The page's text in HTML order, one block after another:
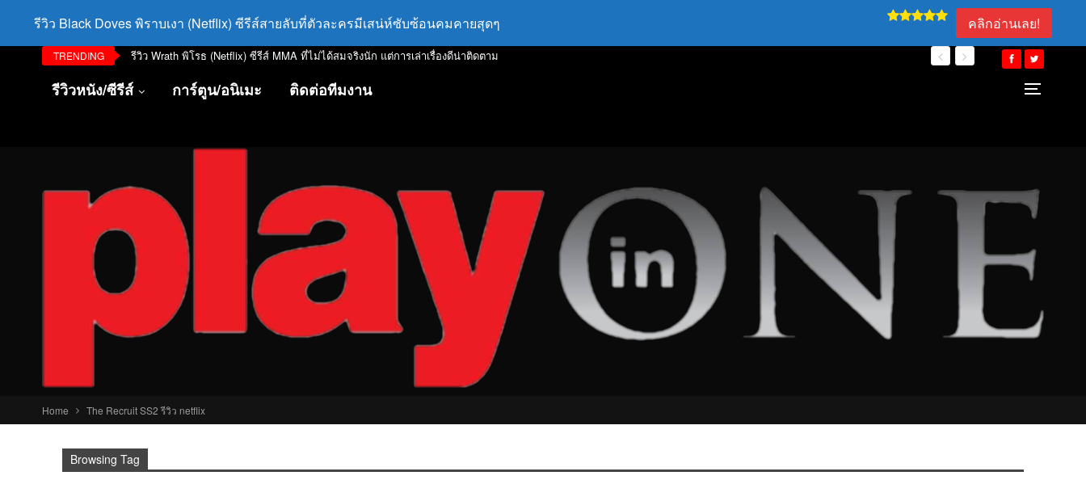
รีวิว Black Doves พิราบเงา (Netflix) ซีรีส์สายลับที่ตัวละครมีเสน่ห์ซับซ้อนคมคายสุดๆ คลิกอ่านเลย!
TRENDING รีวิว Wrath พิโรธ (Netflix) ซีรีส์ MMA ที่ไม่ได้สมจริงนัก แต่การเล่าเรื่องดีน่าติดตาม
รีวิวหนัง/ซีรีส์ การ์ตูน/อนิเมะ ติดต่อทีมงาน
Home The Recruit SS2 รีวิว netflix
Browsing Tag